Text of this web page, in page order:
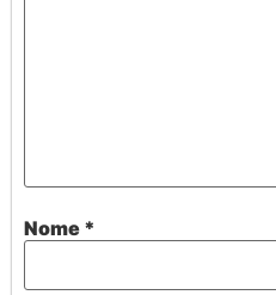
Nome *